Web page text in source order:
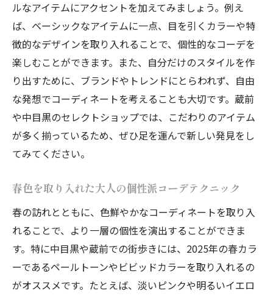
中目黒と蔵前で楽しむ大人の春色スタイル
シンプルなスタイルに個性をプラス中目黒と蔵
前の春コーデ法
注目のミニマルスタイルを個性派に変える
秘訣
中目黒発！シンプルで個性的な春の装い
ルの新境地
個性を引き出すアイテム選びのポイント
2025年春におすすめのミックススタイル
春の中目黒と蔵前で見つける個性的コーデ成熟
した大人のためのスタイル
成熟した大人にぴったりの個性派コーデを
ルなアイテムにアクセントを加えてみましょう。例え
ば、ベーシックなアイテムに一点、目を引くカラーや特
徴的なデザインを取り入れることで、個性的なコーデを
楽しむことができます。また、自分だけのスタイルを作
り出すために、ブランドやトレンドにとらわれず、自由
な発想でコーディネートを考えることも大切です。蔵前
や中目黒のセレクトショップでは、こだわりのアイテム
が多く揃っているため、ぜひ足を運んで新しい発見をし
てみてください。
春色を取り入れた大人の個性派コーデテクニック
春の訪れとともに、色鮮やかなコーディネートを取り入
れることで、より一層の個性を演出することができま
す。特に中目黒や蔵前での街歩きには、2025年の春カラ
ーであるペールトーンやビビッドカラーを取り入れるの
がオススメです。たとえば、淡いピンクや明るいイエロ